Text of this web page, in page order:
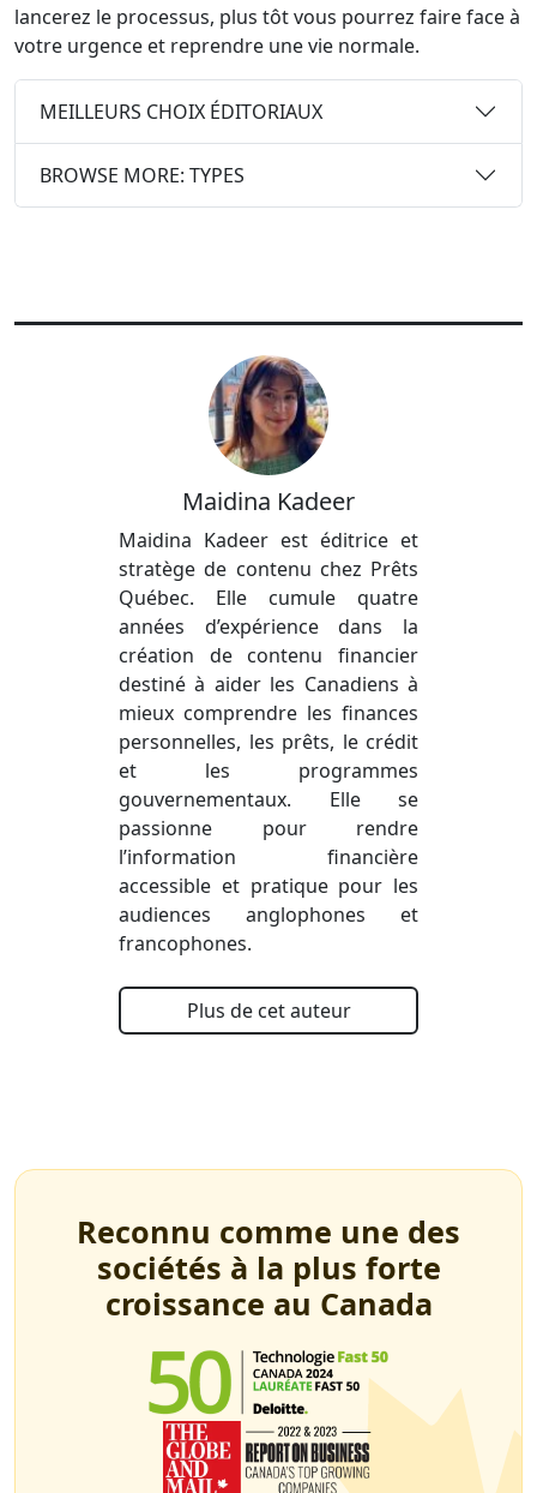
lancerez le processus, plus tôt vous pourrez faire face à
votre urgence et reprendre une vie normale.
MEILLEURS CHOIX ÉDITORIAUX
BROWSE MORE: TYPES
Maidina Kadeer
Maidina Kadeer est éditrice et
stratège de contenu chez Prêts
Québec. Elle cumule quatre
années d’expérience dans la
création de contenu financier
destiné à aider les Canadiens à
mieux comprendre les finances
personnelles, les prêts, le crédit
et les programmes
gouvernementaux. Elle se
passionne pour rendre
l’information financière
accessible et pratique pour les
audiences anglophones et
francophones.
Plus de cet auteur
Reconnu comme une des
sociétés à la plus forte
croissance au Canada